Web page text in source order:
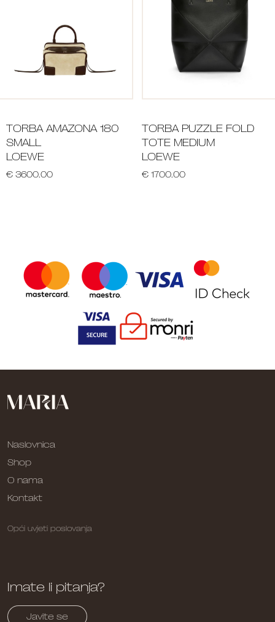
TORBA AMAZONA 180
SMALL
LOEWE
€ 3600.00
TORBA PUZZLE FOLD
TOTE MEDIUM
LOEWE
€ 1700.00
Naslovnica
Shop
O nama
Kontakt
Opći uvjeti poslovanja
Imate li pitanja?
Javite se